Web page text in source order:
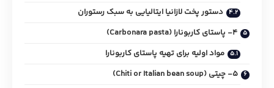
دستور پخت لازانیا ایتالیایی به سبک رستوران
4- پاستای کاربونارا (Carbonara pasta)
مواد اولیه برای تهیه پاستای کاربونارا
5- چیتی (Chiti or Italian bean soup)